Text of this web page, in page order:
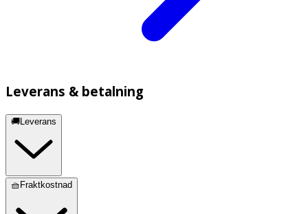
Leverans & betalning
🚚Leverans
🧺Fraktkostnad